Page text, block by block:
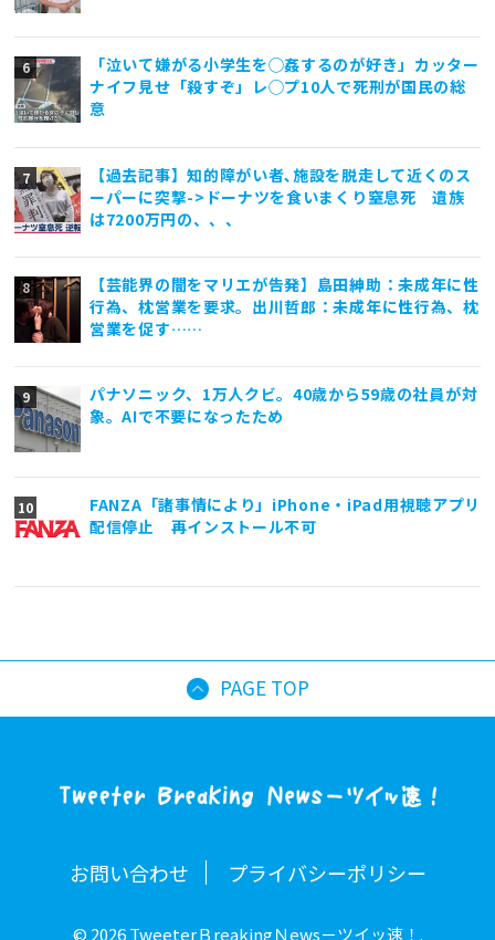
「泣いて嫌がる小学生を◯姦するのが好き」カッター
ナイフ見せ「殺すぞ」レ◯プ10人で死刑が国民の総
意
【過去記事】知的障がい者､施設を脱走して近くのス
ーパーに突撃->ドーナツを食いまくり窒息死 遺族
は7200万円の、、、
【芸能界の闇をマリエが告発】島田紳助：未成年に性
行為、枕営業を要求。出川哲郎：未成年に性行為、枕
営業を促す……
パナソニック、1万人クビ。40歳から59歳の社員が対
象。AIで不要になったため
FANZA「諸事情により」iPhone・iPad用視聴アプリ
配信停止 再インストール不可
PAGE TOP
お問い合わせ プライバシーポリシー
© 2026 TweeterＢreakingＮews－ツイッ速！.